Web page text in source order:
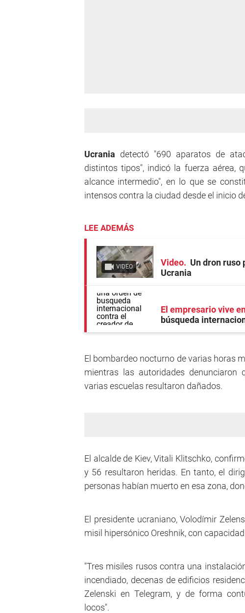
Ucrania detectó "690 aparatos de
distintos tipos", indicó la fuerza aérea,
alcance intermedio", en lo que se
intensos contra la ciudad desde el inicio
LEE ADEMÁS
VIDEO Video
Un dron ruso
Ucrania
El empresario vive
búsqueda
El bombardeo nocturno de varias horas
mientras las autoridades denunciaron
varias escuelas resultaron dañados.
El alcalde de Kiev, Vitali Klitschko,
y 56 resultaron heridas. En tanto, el
personas habían muerto en esa zona,
El presidente ucraniano, Volodímir
misil hipersónico Oreshnik, con
"Tres misiles rusos contra una
incendiado, decenas de edificios
Zelenski en Telegram, y de forma
locos".